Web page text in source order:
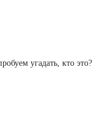
угадать, кто это?